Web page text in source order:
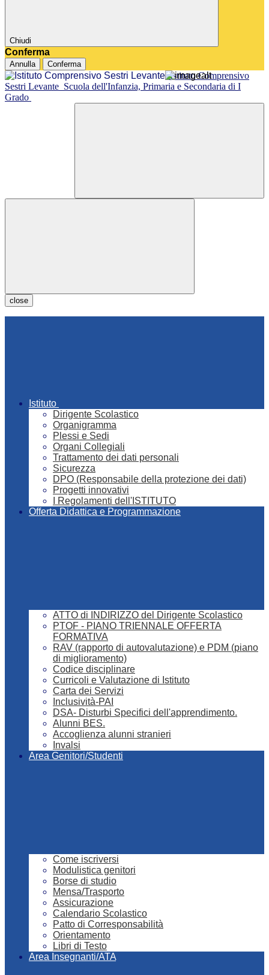
Chiudi
Conferma
Annulla Conferma
Istituto Comprensivo
Sestri Levante Scuola dell'Infanzia, Primaria e Secondaria di I
Grado
close
Istituto
Dirigente Scolastico
Organigramma
Plessi e Sedi
Organi Collegiali
Trattamento dei dati personali
Sicurezza
DPO (Responsabile della protezione dei dati)
Progetti innovativi
I Regolamenti dell'ISTITUTO
Offerta Didattica e Programmazione
ATTO di INDIRIZZO del Dirigente Scolastico
PTOF - PIANO TRIENNALE OFFERTA
FORMATIVA
RAV (rapporto di autovalutazione) e PDM (piano
di miglioramento)
Codice disciplinare
Curricoli e Valutazione di Istituto
Carta dei Servizi
Inclusività-PAI
DSA- Disturbi Specifici dell'apprendimento.
Alunni BES.
Accoglienza alunni stranieri
Invalsi
Area Genitori/Studenti
Come iscriversi
Modulistica genitori
Borse di studio
Mensa/Trasporto
Assicurazione
Calendario Scolastico
Patto di Corresponsabilità
Orientamento
Libri di Testo
Area Insegnanti/ATA